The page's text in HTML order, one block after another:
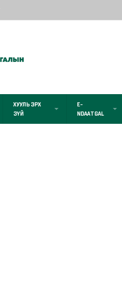
ХУУЛЬ ЭРХ
ЗҮЙ
E-
NDAATGAL